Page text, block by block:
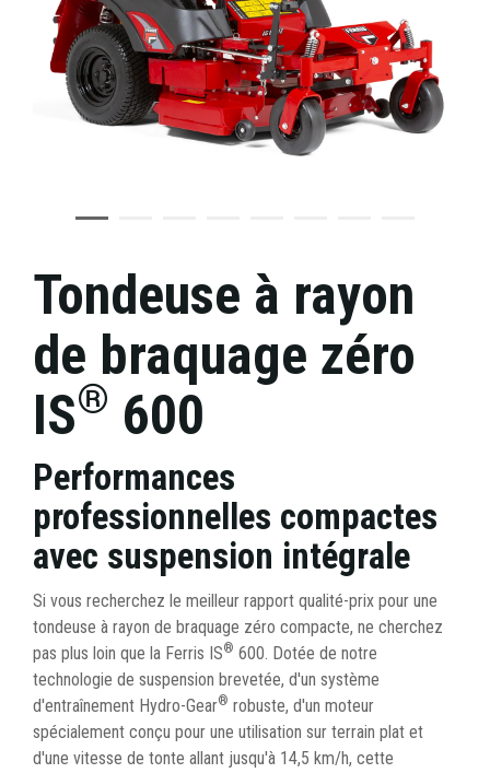
Tondeuse à rayon
de braquage zéro
IS® 600
Performances
professionnelles compactes
avec suspension intégrale
Si vous recherchez le meilleur rapport qualité-prix pour une
tondeuse à rayon de braquage zéro compacte, ne cherchez
pas plus loin que la Ferris IS® 600. Dotée de notre
technologie de suspension brevetée, d'un système
d'entraînement Hydro-Gear® robuste, d'un moteur
spécialement conçu pour une utilisation sur terrain plat et
d'une vitesse de tonte allant jusqu'à 14,5 km/h, cette